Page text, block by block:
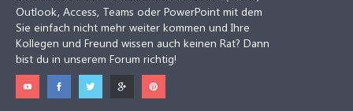
Outlook, Access, Teams oder PowerPoint mit dem
Sie einfach nicht mehr weiter kommen und Ihre
Kollegen und Freund wissen auch keinen Rat? Dann
bist du in unserem Forum richtig!